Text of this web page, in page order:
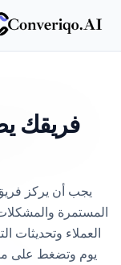
فريقك
يجب أن يركز
المستمرة والمشكلات
العملاء وتحديثات
يوم وتضغط على